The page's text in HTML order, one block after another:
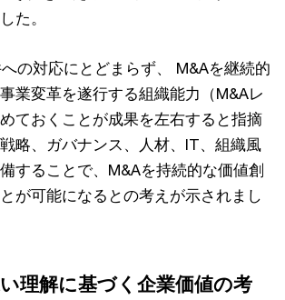
た。
の対応にとどまらず、 M&Aを継続的
業変革を遂行する組織能力（M&Aレ
ておくことが成果を左右すると指摘
略、ガバナンス、人材、IT、組織風
することで、M&Aを持続的な価値創
が可能になるとの考えが示されまし
理解に基づく企業価値の考